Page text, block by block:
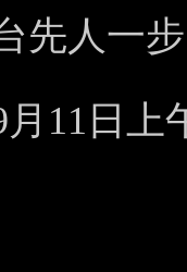
先人一
11日上